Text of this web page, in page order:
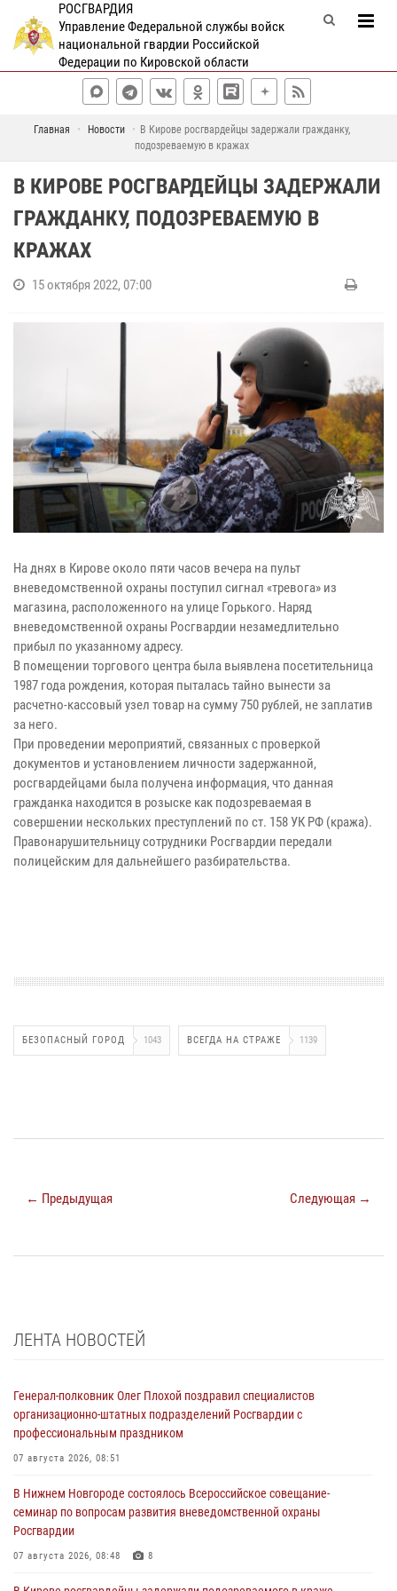
РОСГВАРДИЯ
Управление Федеральной службы войск
национальной гвардии Российской
Федерации по Кировской области
Главная Новости
В Кирове росгвардейцы задержали гражданку,
подозреваемую в кражах
В КИРОВЕ РОСГВАРДЕЙЦЫ ЗАДЕРЖАЛИ
ГРАЖДАНКУ, ПОДОЗРЕВАЕМУЮ В
КРАЖАХ
15 октября 2022, 07:00
На днях в Кирове около пяти часов вечера на пульт
вневедомственной охраны поступил сигнал «тревога» из
магазина, расположенного на улице Горького. Наряд
вневедомственной охраны Росгвардии незамедлительно
прибыл по указанному адресу.
В помещении торгового центра была выявлена посетительница
1987 года рождения, которая пыталась тайно вынести за
расчетно-кассовый узел товар на сумму 750 рублей, не заплатив
за него.
При проведении мероприятий, связанных с проверкой
документов и установлением личности задержанной,
росгвардейцами была получена информация, что данная
гражданка находится в розыске как подозреваемая в
совершении нескольких преступлений по ст. 158 УК РФ (кража).
Правонарушительницу сотрудники Росгвардии передали
полицейским для дальнейшего разбирательства.
БЕЗОПАСНЫЙ ГОРОД 1043 ВСЕГДА НА СТРАЖЕ 1139
← Предыдущая Следующая →
ЛЕНТА НОВОСТЕЙ
Генерал-полковник Олег Плохой поздравил специалистов
организационно-штатных подразделений Росгвардии с
профессиональным праздником
07 августа 2026, 08:51
В Нижнем Новгороде состоялось Всероссийское совещание-
семинар по вопросам развития вневедомственной охраны
Росгвардии
07 августа 2026, 08:48 8